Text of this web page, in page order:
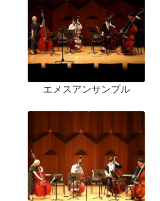
エメスアンサンブル